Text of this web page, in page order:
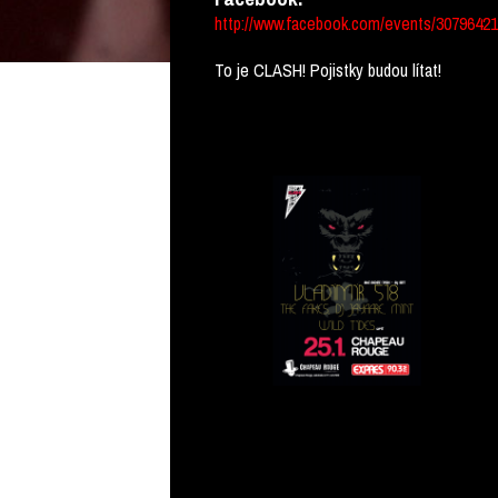
http://www.facebook.com/events/
To je CLASH! Pojistky budou lítat!